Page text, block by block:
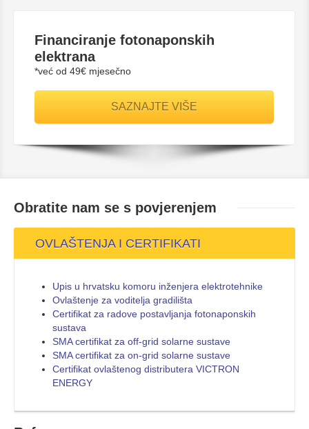
Financiranje fotonaponskih
elektrana
*već od 49€ mjesečno
SAZNAJTE VIŠE
Obratite nam se s povjerenjem
OVLAŠTENJA I CERTIFIKATI
Upis u hrvatsku komoru inženjera elektrotehnike
Ovlaštenje za voditelja gradilišta
Certifikat za radove postavljanja fotonaponskih
sustava
SMA certifikat za off-grid solarne sustave
SMA certifikat za on-grid solarne sustave
Certifikat ovlaštenog distributera VICTRON
ENERGY